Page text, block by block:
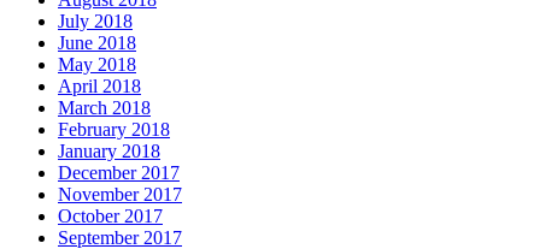
July 2018
June 2018
May 2018
April 2018
March 2018
February 2018
January 2018
December 2017
November 2017
October 2017
September 2017